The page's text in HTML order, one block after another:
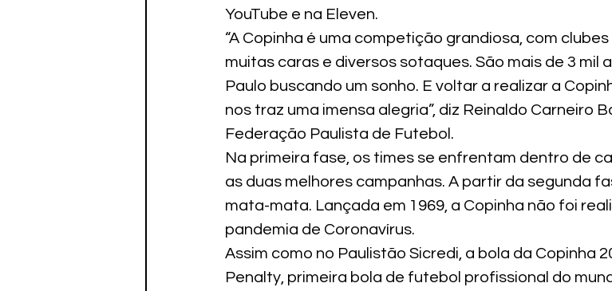
YouTube e na Eleven.
“A Copinha é uma competição grandiosa, com
muitas caras e diversos sotaques. São mais de 3 mil
Paulo buscando um sonho. E voltar a realizar a
nos traz uma imensa alegria”, diz Reinaldo Carneiro
Federação Paulista de Futebol.
Na primeira fase, os times se enfrentam dentro de
as duas melhores campanhas. A partir da segunda
mata-mata. Lançada em 1969, a Copinha não foi
pandemia de Coronavírus.
Assim como no Paulistão Sicredi, a bola da Copinha
Penalty, primeira bola de futebol profissional do